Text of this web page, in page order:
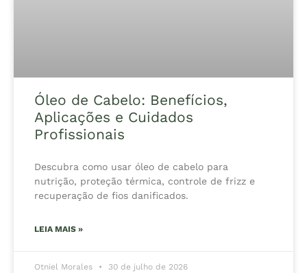
Óleo de Cabelo: Benefícios,
Aplicações e Cuidados
Profissionais
Descubra como usar óleo de cabelo para
nutrição, proteção térmica, controle de frizz e
recuperação de fios danificados.
LEIA MAIS »
Otniel Morales 30 de julho de 2026